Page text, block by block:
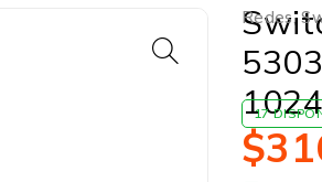
Redes,
17
$